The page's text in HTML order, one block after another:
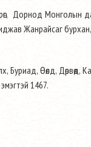
Дорнод Монголын
Жанрайсаг
Буриад, Өөлд, Дөрвөд,
1467.